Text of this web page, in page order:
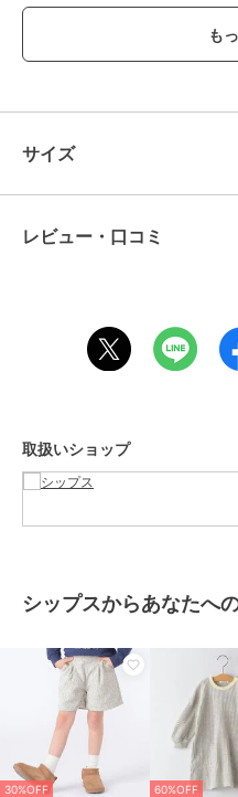
があるのもポイント！
広がりすぎない程よい裾幅、裏
す。
幅広く着用いただけるアイテムで
パンツ
／
オフホワイ
素材
特徴
パンツ
ル/ ミッ
ミニ丈
その他パンツ
綿・コット
ポリエステ
ル/ミッ
ミニ丈
原産国 中国
サイズ
レビュー・口コミ
取扱いショップ
シップスからあなたへ
30%OFF 60%OFF